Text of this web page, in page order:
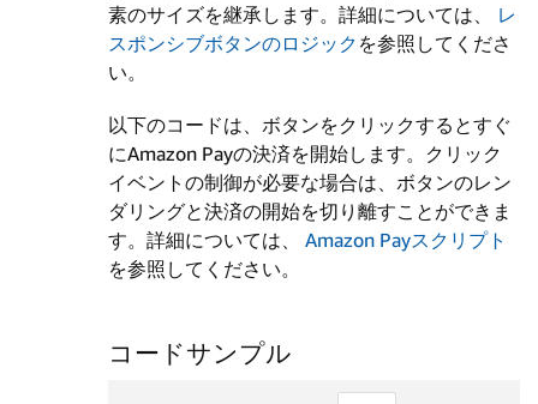
素のサイズを継承します。詳細については、 レ
スポンシブボタンのロジック を参照してくださ
い。
以下のコードは、ボタンをクリックするとすぐ
にAmazon Payの決済を開始します。クリック
イベントの制御が必要な場合は、ボタンのレン
ダリングと決済の開始を切り離すことができま
す。詳細については、 Amazon Payスクリプト
を参照してください。
コードサンプル